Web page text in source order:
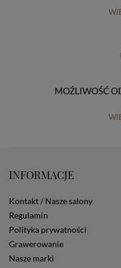
przenoszenia danych,
prawo do cofnięcia
osobowych (masz
przetwarzanie danych
cofnięcie zgody nie ma
przetwarzania,
praw skieruj do nas
Zautomatyzowane
Stosowane są one w
wygody wszystkich
przy korzystaniu ze
preferencji i ustawień
anonimowych danych
statystycznych, także
MOŹLIWOŚĆ
INFORMACJE
Kontakt / Nasze salony
Regulamin
Polityka prywatności
Grawerowanie
Nasze marki